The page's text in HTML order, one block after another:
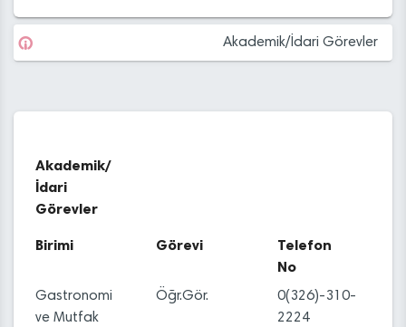
Akademik/İdari Görevler
Akademik/
İdari
Görevler
Birimi Görevi
Telefon
No
Gastronomi
ve Mutfak
Öğr.Gör.
0(326)-310-
2224